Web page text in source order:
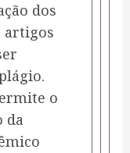
dos
artigos
o
da